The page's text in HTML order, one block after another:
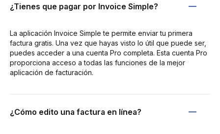
¿Tienes que pagar por Invoice Simple?
La aplicación Invoice Simple te permite enviar tu primera
factura gratis. Una vez que hayas visto lo útil que puede ser,
puedes acceder a una cuenta Pro completa. Esta cuenta Pro
proporciona acceso a todas las funciones de la mejor
aplicación de facturación.
¿Cómo edito una factura en línea?